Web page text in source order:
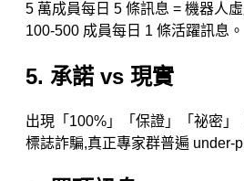
5 萬成員每日 5 條訊息 = 機器人
100-500 成員每日 1 條活躍訊息。
5. 承諾 vs 現實
出現「100%」「保證」「祕密」
標誌詐騙,真正專家群普遍 under-